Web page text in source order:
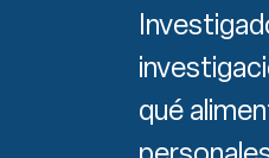
qué